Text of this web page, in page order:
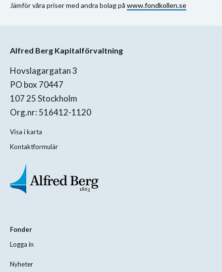
Jämför våra priser med andra bolag på www.fondkollen.se
Alfred Berg Kapitalförvaltning
Hovslagargatan 3
PO box 70447
107 25 Stockholm
Org.nr: 516412-1120
Visa i karta
Kontaktformulär
Fonder
Logga in
Nyheter